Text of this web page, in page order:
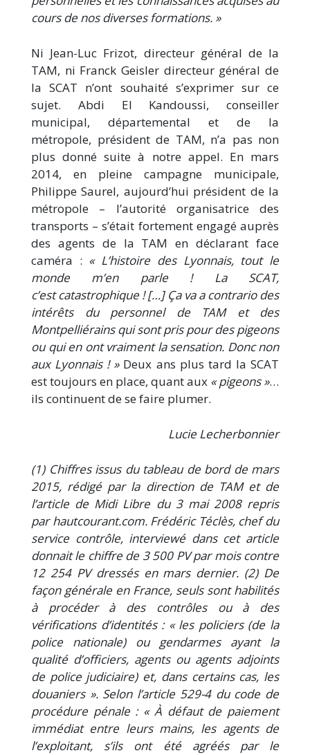
cours de nos diverses formations. »
Ni Jean-Luc Frizot, directeur général de la
TAM, ni Franck Geisler directeur général de
la SCAT n’ont souhaité s’exprimer sur ce
sujet. Abdi El Kandoussi, conseiller
municipal, départemental et de la
métropole, président de TAM, n’a pas non
plus donné suite à notre appel. En mars
2014, en pleine campagne municipale,
Philippe Saurel, aujourd’hui président de la
métropole – l’autorité organisatrice des
transports – s’était fortement engagé auprès
des agents de la TAM en déclarant face
caméra : « L’histoire des Lyonnais, tout le
monde m’en parle ! La SCAT,
c’est catastrophique ! […] Ça va a contrario des
intérêts du personnel de TAM et des
Montpelliérains qui sont pris pour des pigeons
ou qui en ont vraiment la sensation. Donc non
aux Lyonnais ! »Deux ans plus tard la SCAT
est toujours en place, quant aux « pigeons »…
ils continuent de se faire plumer.
Lucie Lecherbonnier
(1) Chiffres issus du tableau de bord de mars
2015, rédigé par la direction de TAM et de
l’article de Midi Libre du 3 mai 2008 repris
parhautcourant.com. Frédéric Téclès, chef du
service contrôle, interviewé dans cet article
donnait le chiffre de 3 500 PV par mois contre
12 254 PV dressés en mars dernier. (2) De
façon générale en France, seuls sonthabilités
à procéder à des contrôles ou à des
vérifications d’identités : « les policiers (de la
police nationale) ou gendarmes ayant la
qualité d’officiers, agents ou agents adjoints
de police judiciaire) et, dans certains cas, les
douaniers ». Selon l’article 529-4 du code de
procédure pénale : « À défaut de paiement
immédiat entre leurs mains, les agents de
l’exploitant, s’ils ont été agréés par le